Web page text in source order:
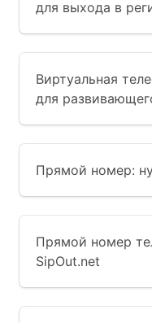
для выхода в
Виртуальная
для
Прямой номер:
Прямой номер
SipOut.net